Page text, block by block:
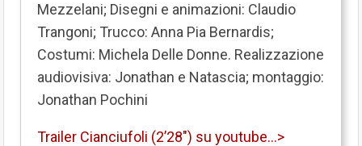
Mezzelani; Disegni e animazioni: Claudio
Trangoni; Trucco: Anna Pia Bernardis;
Costumi: Michela Delle Donne. Realizzazione
audiovisiva: Jonathan e Natascia; montaggio:
Jonathan Pochini
Trailer Cianciufoli (2’28″) su youtube…>